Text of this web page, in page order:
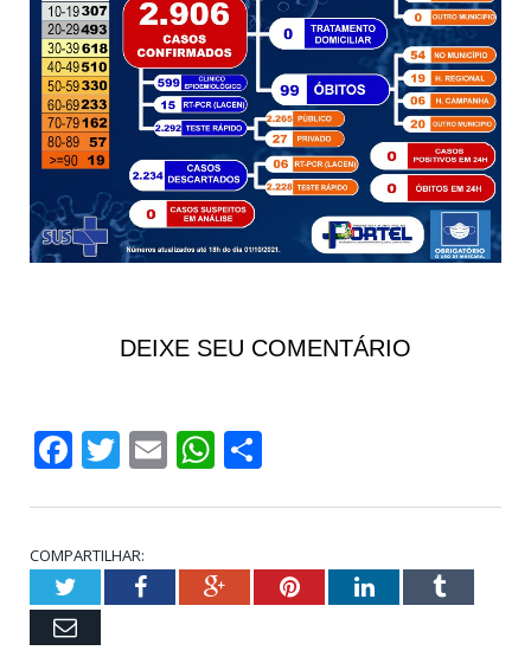
DEIXE SEU COMENTÁRIO
Facebook
Twitter
EmailWhatsApp
COMPARTILHAR:
TwitterFacebookGoogle+PinterestLinkedInTumblr
Email